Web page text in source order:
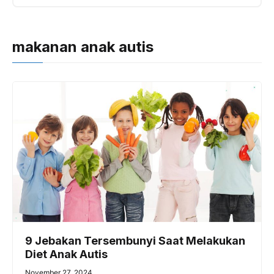
makanan anak autis
9 Jebakan Tersembunyi Saat Melakukan
Diet Anak Autis